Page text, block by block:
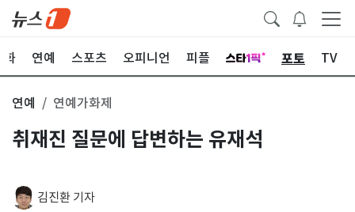
화 연예 스포츠 오피니언 피플 포토 TV
연예 연예가화제
취재진 질문에 답변하는 유재석
김진환 기자